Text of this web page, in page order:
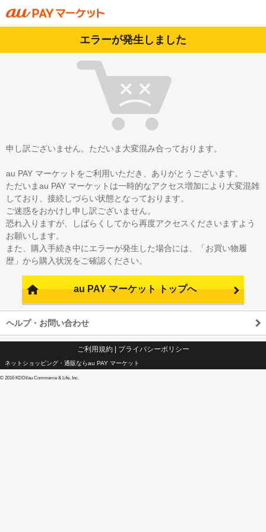
エラーが発生しました
申し訳ございません。ただいま大変混み合っております。
au PAY マーケットをご利用いただき、ありがとうございます。
ただいまau PAY マーケットは一時的なアクセス増加により大変混雑
しており、接続しづらい状態となっております。
ご迷惑をおかけし申し訳ございません。
恐れ入りますが、しばらくしてから再度アクセスくださいますよう
お願いします。
また、購入手続き中にエラーが発生した場合には、「お買い物履
歴」から購入状況をご確認ください。
au PAY マーケット トップへ
ヘルプ・お問い合わせ
ご利用規約| プライバシーポリシー
ネットショッピング・通販ならau PAY マーケット
© 2016 KDDI/au Commerce & Life, Inc.